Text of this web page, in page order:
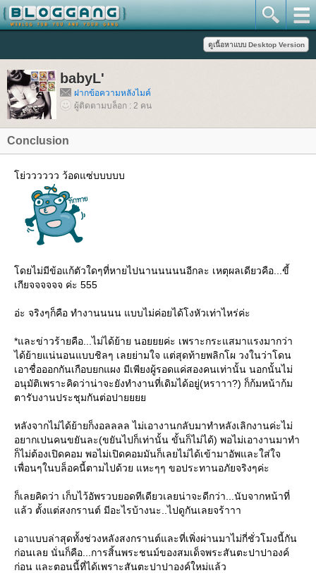
babyL'
ฝากข้อความหลังไมค์
ผู้ติดตามบล็อก : 2 คน
Conclusion
่วววววว ว้อดแซ่บบบบบ
ดยไม่มีข้อแก้ตัวใดๆที่หายไปนานนนนนอีกละ เหตุผลเดียวคือ...ขี้
เกียจจจจจจ ค่ะ 555
อ่ะ จริงๆก็คือ ทำงานนนน แบบไม่ค่อยได้โงหัวเท่าไหร่ค่ะ
*และข่าวร้ายคือ...ไม่ได้ย้าย นอยยยค่ะ เพราะกระแสมาแรงมากว่า
ได้ย้ายแน่นอนแบบชิลๆ เลยย่ามใจ แต่สุดท้ายพลิกโผ วงในว่าโดน
เอาชื่อออกกันเกือบยกแผง มีเพียงผู้รอดแค่สองคนเท่านั้น นอกนั้นไม่
อนุมัติเพราะคิดว่าน่าจะยังทำงานที่เดิมได้อยู่(หราาา?) ก็ก้มหน้าก้ม
ตารับงานประชุมกันต่อปา
หลังจากไม่ได้ย้ายก็งอลลลล ไม่เอางานกลับมาทำหลังเลิกงานค่ะไม่
อยากเปนคนขยันละ(ขยันไปก็เท่านั้น ขั้นก็ไม่ได้) พอไม่เอางานมาทำ
ก็ไม่ต้องเปิดคอม พอไม่เปิดคอมมันก็เลยไม่ได้เข้ามาอัพและใส่ใจ
เพื่อนๆในบล็อคนี้ตามไปด้วย แหะๆๆ ขอประทานอภัยจริงๆค่ะ
ก็เลยคิดว่า เก็บไว้อัพรวบยอดทีเดียวเลยน่าจะดีกว่า...นับจากหน้าที่
ล้ว ตั้งแต่สงกรานต์ มีอะไรบ้างนะ..ไปดูกันเลยจร้าาา
เอาแบบล่าสุดทั้งช่วงหลังสงกรานต์และที่เพิ่งผ่านมาไม่กี่ชั่วโมงนี้กัน
ก่อนเลย นั่นก็คือ...การสิ้นพระชนม์ของสมเด็จพระสันตะปาปาองค์
ก่อน และตอนนี้ที่ได้เพราะสันตะปาปาองค์ใหม่แล้ว